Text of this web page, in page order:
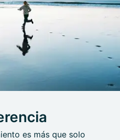
es más que solo